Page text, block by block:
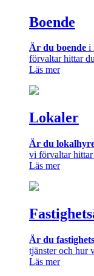
Boende
Är du boende i
förvaltar hittar
Läs mer
Lokaler
Är du
vi förvaltar
Läs mer
Är du
tjänster och hur
Läs mer